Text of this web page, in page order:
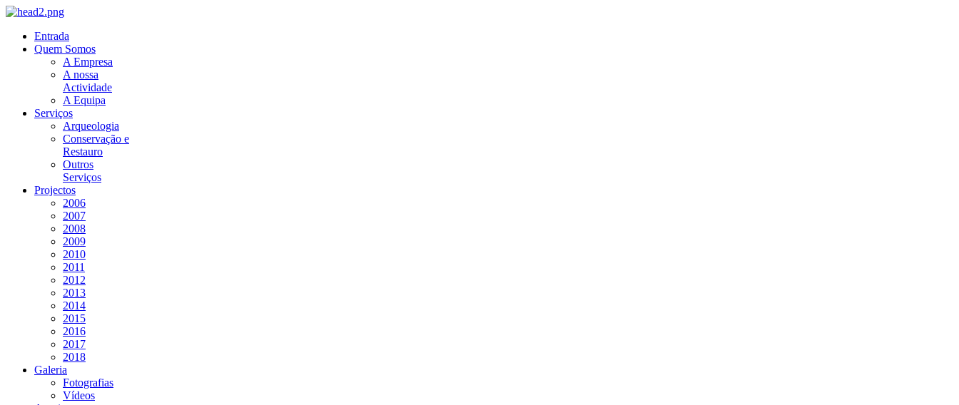
Entrada
Quem Somos
A Empresa
A nossa
Actividade
A Equipa
Serviços
Arqueologia
Conservação e
Restauro
Outros
Serviços
Projectos
2006
2007
2008
2009
2010
2011
2012
2013
2014
2015
2016
2017
2018
Galeria
Fotografias
Vídeos